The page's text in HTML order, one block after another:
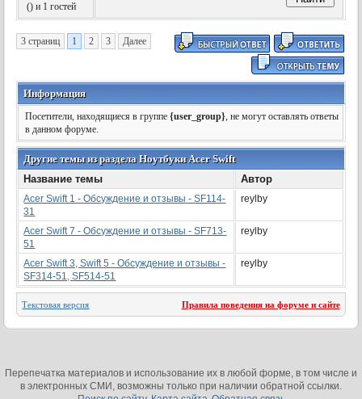
() и 1 гостей
3 страниц 1 2 3 Далее
Информация
Посетители, находящиеся в группе{user_group}, не могут оставлять ответы
в данном форуме.
Другие темы из раздела Ноутбуки Acer Swift
Название темы
Автор
Acer Swift 1 - Обсуждение и отзывы - SF114-
31
reylby
Acer Swift 7 - Обсуждение и отзывы - SF713-
51
reylby
Acer Swift 3, Swift 5 - Обсуждение и отзывы -
SF314-51, SF514-51
reylby
Текстовая версия Правила поведения на форуме и сайте
Перепечатка материалов и использование их в любой форме, в том числе и
в электронных СМИ, возможны только при наличии обратной ссылки.